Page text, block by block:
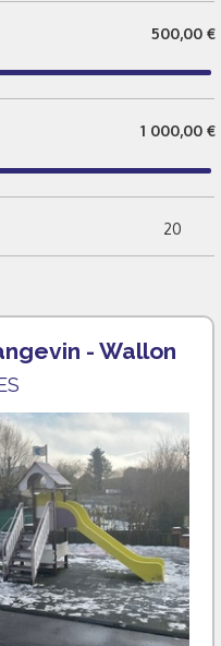
500,00 €
1 000,00 €
20
- Wallon